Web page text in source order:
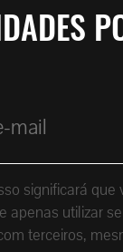
significará
apenas utilizar
terceiros,